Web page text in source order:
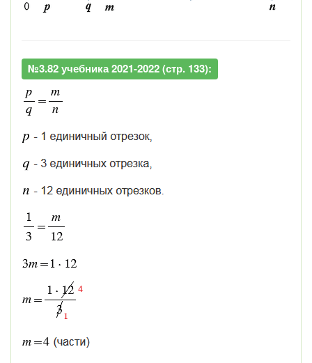
№3.82 учебника 2021-2022 (стр. 133):